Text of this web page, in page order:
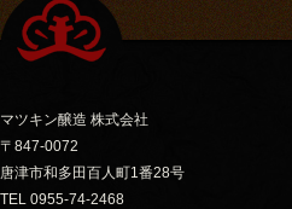
マツキン醸造 株式会社
〒847-0072
唐津市和多田百人町1番28号
TEL 0955-74-2468